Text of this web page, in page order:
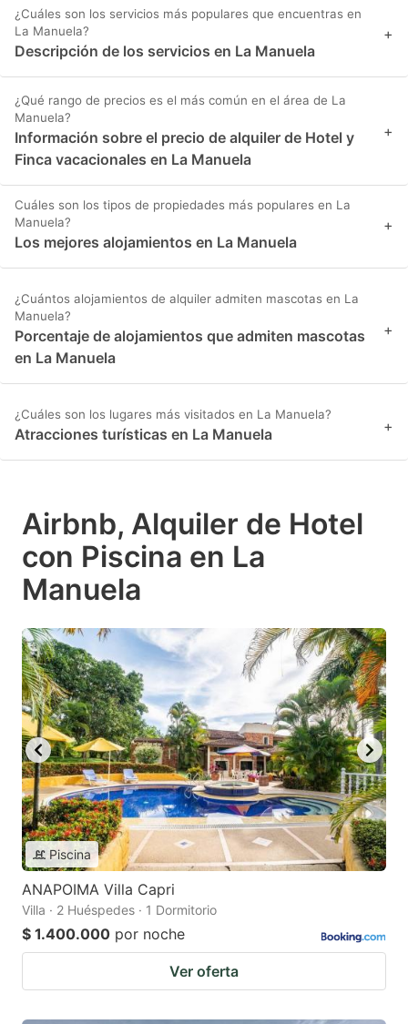
¿Cuáles son los servicios más populares que encuentras en
La Manuela?
Descripción de los servicios en La Manuela
+
¿Qué rango de precios es el más común en el área de La
Manuela?
Información sobre el precio de alquiler de Hotel y
Finca vacacionales en La Manuela
+
Cuáles son los tipos de propiedades más populares en La
Manuela?
Los mejores alojamientos en La Manuela
+
¿Cuántos alojamientos de alquiler admiten mascotas en La
Manuela?
Porcentaje de alojamientos que admiten mascotas
en La Manuela
+
¿Cuáles son los lugares más visitados en La Manuela?
Atracciones turísticas en La Manuela +
Airbnb, Alquiler de Hotel
con Piscina en La
Manuela
Piscina
ANAPOIMA Villa Capri
Villa · 2 Huéspedes · 1 Dormitorio
$ 1.400.000 por noche
Ver oferta